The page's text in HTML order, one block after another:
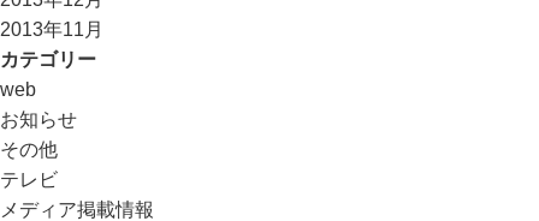
2013年11月
カテゴリー
web
お知らせ
その他
テレビ
メディア掲載情報